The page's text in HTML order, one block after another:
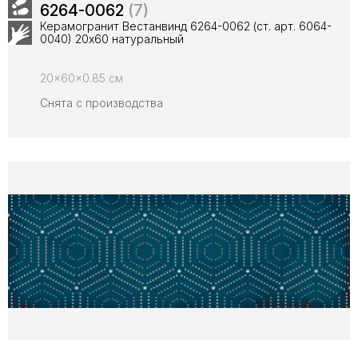
6264-0062 (7)
Керамогранит Вестанвинд 6264-0062 (ст. арт. 6064-
0040) 20х60 натуральный
20x60x0.85 см
Снята с производства